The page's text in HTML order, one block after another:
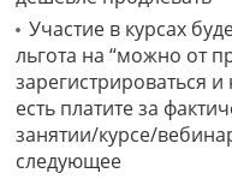
Участие в курсах
льгота на “можно от
зарегистрироваться и
есть платите за
занятии/курсе/
следующее